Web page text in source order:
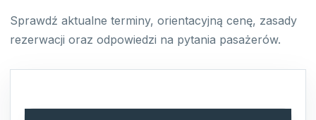
Sprawdź aktualne terminy, orientacyjną cenę, zasady
rezerwacji oraz odpowiedzi na pytania pasażerów.